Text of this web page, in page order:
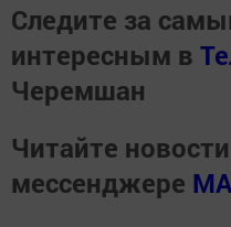
Следите за
интересным в
Черемшан
Читайте
мессенджере